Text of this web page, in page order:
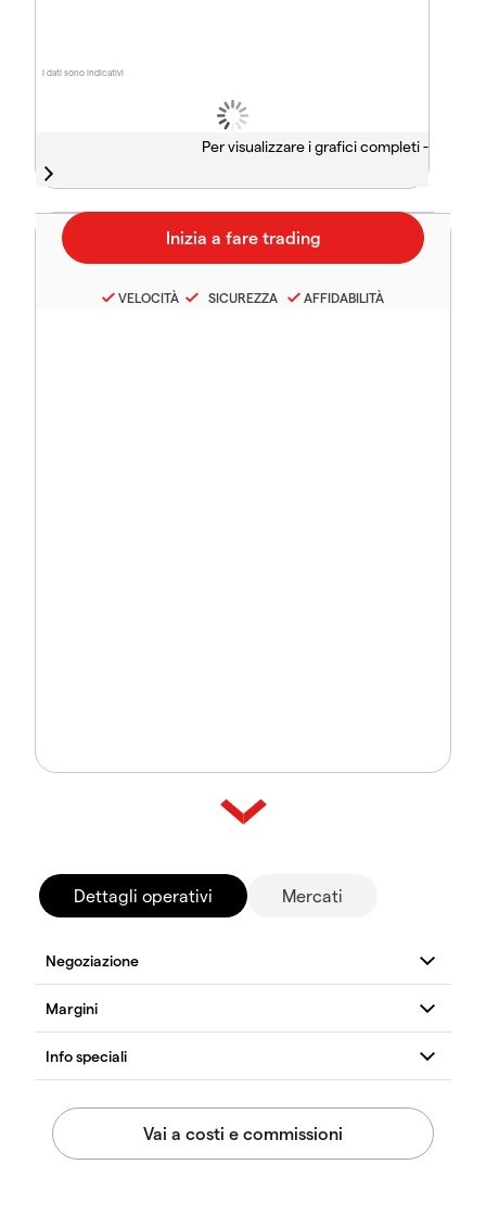
I dati sono indicativi
Per visualizzare i grafici completi -
VELOCITÀ SICUREZZA AFFIDABILITÀ
Dettagli operativi Mercati